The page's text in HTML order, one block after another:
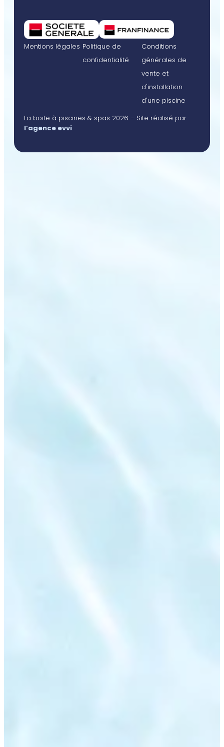
Mentions légales Politique de
confidentialité
Conditions
générales de
vente et
d'installation
d'une piscine
La boite à piscines & spas 2026 – Site réalisé par
l’agence evvi